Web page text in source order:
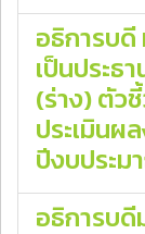
อธิการบ
เป็นประธ
(ร่าง) ตัว
ประเมินผ
ปีงบประม
อธิการบ